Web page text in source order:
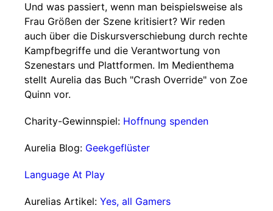
Und was passiert, wenn man beispielsweise als
Frau Größen der Szene kritisiert? Wir reden
auch über die Diskursverschiebung durch rechte
Kampfbegriffe und die Verantwortung von
Szenestars und Plattformen. Im Medienthema
stellt Aurelia das Buch "Crash Override" von Zoe
Quinn vor.
Charity-Gewinnspiel: Hoffnung spenden
Aurelia Blog: Geekgeflüster
Language At Play
Aurelias Artikel: Yes, all Gamers